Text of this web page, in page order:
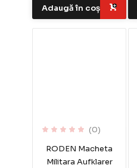
Adaugă în coș
(0)
RODEN Macheta
Militara Aufklarer